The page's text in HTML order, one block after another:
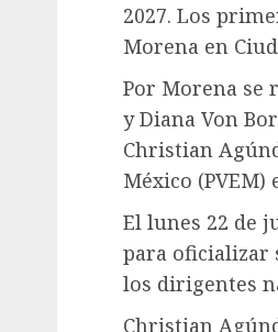
2027. Los
Morena en
Por Morena se
y Diana Von
Christian
México
El lunes 22 de
para oficializar
los dirigentes
Christian